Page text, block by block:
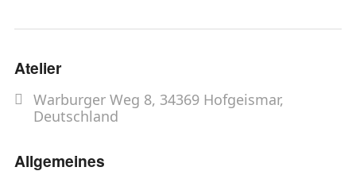
Atelier
Warburger Weg 8, 34369 Hofgeismar,
Deutschland
Allgemeines